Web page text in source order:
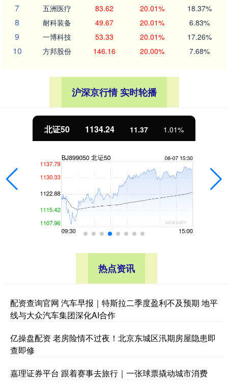
7 五洲医疗 83.62 20.01% 18.37%
8 耐科装备 49.67 20.01% 6.83%
9 一博科技 53.33 20.01% 17.26%
10 方邦股份 146.16 20.00% 7.68%
沪深京行情 实时轮播
北证50 1134.24 11.37 1.01%
热点资讯
配资查询官网 汽车早报｜特斯拉二季度盈利不及预期 地平
线与大众汽车集团深化AI合作
亿操盘配资 老房险情不过夜！北京东城区汛期房屋隐患即
查即修
嘉理证券平台 跟着赛事去旅行｜一张球票撬动城市消费